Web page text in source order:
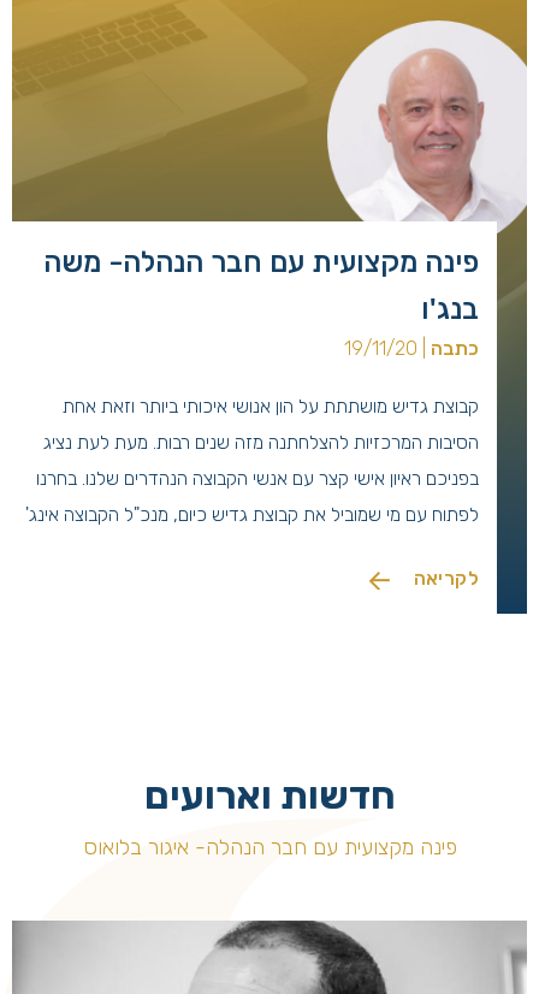
פינה מקצועית עם חבר הנהלה- משה
בנג'ו
כתבה
קבוצת גדיש מושתתת על הון אנושי איכותי ביותר וזאת אחת
הסיבות המרכזיות להצלחתנה מזה שנים רבות. מעת לעת נציג
בפניכם ראיון אישי קצר עם אנשי הקבוצה הנהדרים שלנו. בחרנו
לפתוח עם מי שמוביל את קבוצת גדיש כיום, מנכ"ל הקבוצה אינג'
לקריאה
חדשות וארועים
פינה מקצועית עם חבר הנהלה- איגור בלואוס